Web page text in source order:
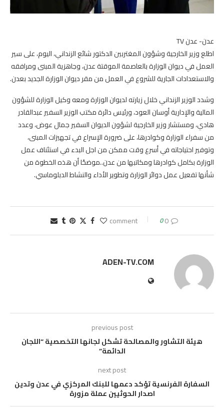
عدن- عدن TV
اطلع وزير الخارجية وشؤون المغتربين الدكتور شائع الزنداني، اليوم، على سير
العمل في ديوان الوزارة بالعاصمة الموقتة عدن، وجاهزية المبنى ومرافقه
والاستعدادات الجارية للشروع في العمل من مقر ديوان الوزارة الجديد بعدن.
وشدد الوزير الزنداني خلال زيارته لديوان الوزارة ومعه وكيل الوزارة للشؤون
المالية والإدارية أوسان العود، ورئيس دائرة مكتب الوزير السفير عبدالقادر
هادي، ومستشار وزير الخارجية لشؤون الديوان السفير جمال عوض، وعدد
من سفراء الوزارة وكوادرها، على ضرورة الإسراع في تجهيزات المبنى،
وتوفير احتياجاته في أسرع وقت ممكن من اجل البدء في استئناف عمل
الوزارة بكامل كوادرها ومكاتبها من عدن..موضحًا أن هذه الخطوة من
شأنها تفعيل عمل دوائر الوزارة وتطوير الأداء والنشاط الدبلوماسي.
0 comment
0
ADEN-TV.COM
previous post
هيئة التشاور والمصالحة تشكل لجانها التخصصية “اللجان
الدائمة”
next post
السفارة الفرنسية تؤكد دعمها للبنك المركزي في عدن وتدين
اصدار الحوثيين عملة مزورة